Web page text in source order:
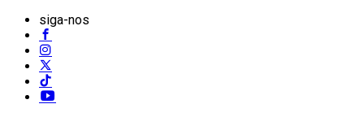
siga-nos